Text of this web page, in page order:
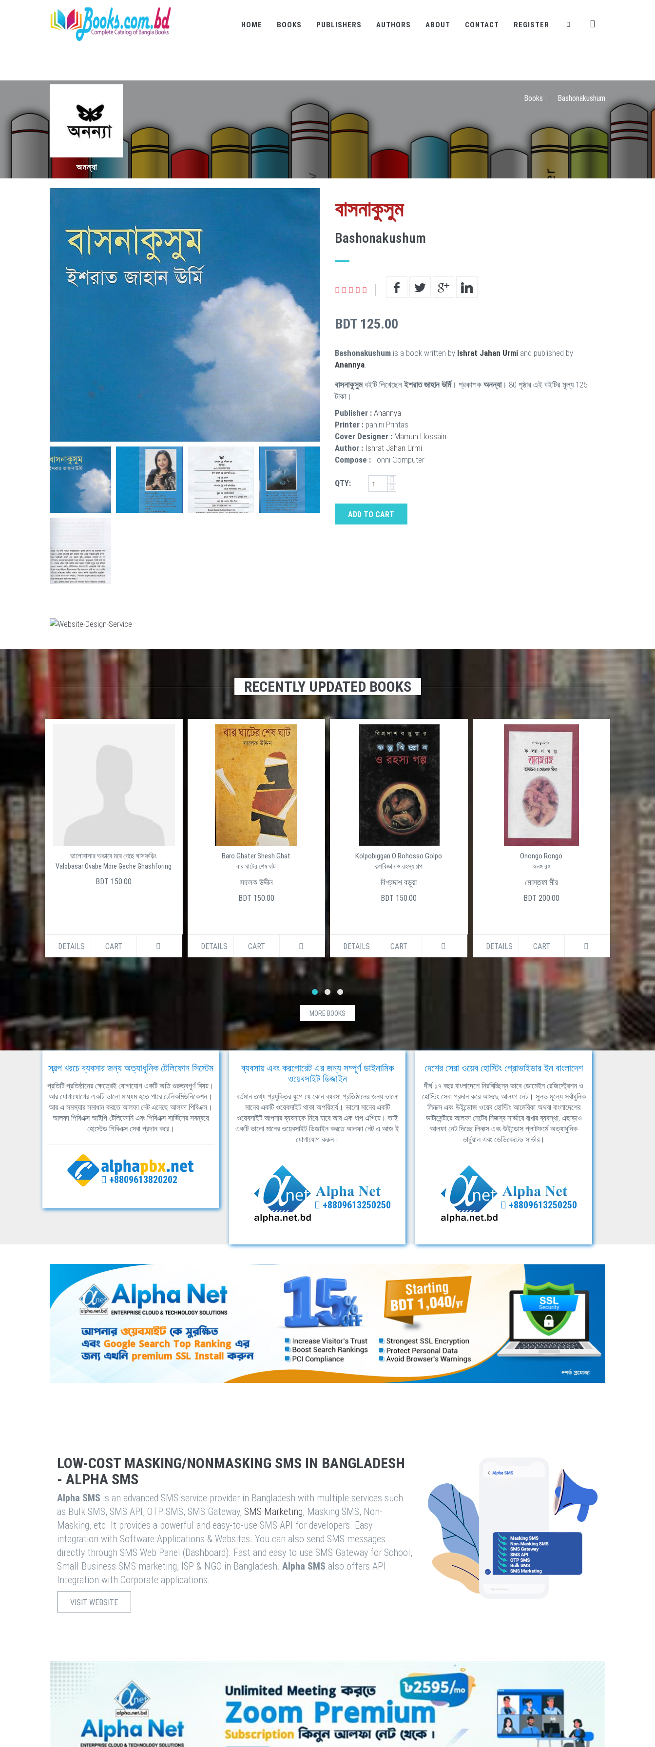
HOME BOOKS PUBLISHERS AUTHORS ABOUT CONTACT REGISTER
অনন্যা
Books Bashonakushum
বাসনাকুসুম
Bashonakushum
BDT 125.00
Bashonakushum is a book written by Ishrat Jahan Urmi and published by
Anannya.
বাসনাকুসুমবইটি লিখেছেনইশরাত জাহান উর্মি। প্রকাশক অনন্যা। 80 পৃষ্ঠার এই বইটির মূল্য 125
টাকা।
Publisher : Anannya
Printer : panini Printas
Cover Designer : Mamun Hossain
Author : Ishrat Jahan Urmi
Compose : Tonni Computer
QTY:
ADD TO CART
RECENTLY UPDATED BOOKS
ভালোবাসার অভাবে মরে গেছে ঘাসফড়িং
Valobasar Ovabe More Geche Ghashforing
BDT 150.00
DETAILS CART
Baro Ghater Shesh Ghat
বার ঘাটের শেষ ঘাট
সালেক উদ্দীন
BDT 150.00
DETAILS CART
Kolpobiggan O Rohosso Golpo
কল্পবিজ্ঞান ও রহস্য গল্প
বিপ্রদাশ বড়ুয়া
BDT 150.00
DETAILS CART
Onongo Rongo
অনঙ্গ রঙ্গ
মোস্তফা মীর
BDT 200.00
DETAILS CART DETAILS
MORE BOOKS
স্বল্প খরচে ব্যবসার জন্য অত্যাধুনিক টেলিফোন সিস্টেম
প্রতিটি প্রতিষ্ঠানের ক্ষেত্রেই যোগাযোগ একটি অতি গুরুত্বপূর্ণ বিষয়।
আর যোগাযোগের একটি ভালো মাধ্যম হতে পারে টেলিকমিউনিকেশন।
আর এ সমস্যার সমাধান করতে আলফা নেট এনেছে আলফা পিবিএক্স।
আলফা পিবিএক্স আইপি টেলিফোনি এবং পিবিএক্স সার্ভিসের সবন্বয়ে
হোস্টেড পিবিএক্স সেবা প্রদান করে।
+8809613820202
ব্যবসায় এবং করপোরেট এর জন্য সম্পূর্ণ ডাইনামিক
ওয়েবসাইট ডিজাইন
বর্তমান তথ্য প্রযুক্তির যুগে যে কোন ব্যবসা প্রতিষ্ঠানের জন্য ভালো
মানের একটি ওয়েবসাইট থাকা অপরিহার্য। ভালো মানের একটি
ওয়েবসাইট আপনার ব্যবসাকে নিয়ে যাবে আর এক ধাপ এগিয়ে। তাই
একটি ভালো মানের ওয়েবসাইট ডিজাইন করতে আলফা নেট এ আজ ই
যোগাযোগ করুন।
+8809613250250
দেশের সেরা ওয়েব হোস্টিং প্রোভাইডার ইন বাংলাদেশ
দীর্ঘ ১৭ বছর বাংলাদেশে নিরবিচ্ছিন্ন ভাবে ডোমেইন রেজিস্ট্রেশন ও
হোস্টিং সেবা প্রদান করে আসছে আলফা নেট। সুলভ মূল্যে সর্বাধুনিক
লিনাক্স এবং উইন্ডোজ ওয়েব হোস্টিং আমেরিকা অথবা বাংলাদেশের
ডাটাসেন্টারে আলফা নেটের নিজস্ব সার্ভারে রাখার ব্যবস্থা, এছাড়াও
আলফা নেট দিচ্ছে লিনাক্স এবং উইন্ডোস প্লাটফর্মে অত্যাধুনিক
ভার্চুয়াল এবং ডেডিকেটেড সার্ভার।
+8809613250250
LOW-COST MASKING/NONMASKING SMS IN BANGLADESH
- ALPHA SMS
Alpha SMS is an advanced SMS service provider in Bangladesh with multiple services such
as Bulk SMS, SMS API, OTP SMS, SMS Gateway, SMS Marketing, Masking SMS, Non-
Masking, etc. It provides a powerful and easy-to-use SMS API for developers. Easy
integration with Software Applications & Websites. You can also send SMS messages
directly through SMS Web Panel (Dashboard). Fast and easy to use SMS Gateway for School,
Small Business SMS marketing, ISP & NGO in Bangladesh. Alpha SMS also offers API
Integration with Corporate applications.
VISIT WEBSITE